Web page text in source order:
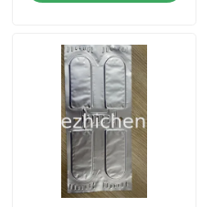
Thuis
Producten
Video's